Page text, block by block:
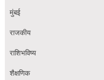
मुंबई
राजकीय
राशिभविष्य
शैक्षणिक